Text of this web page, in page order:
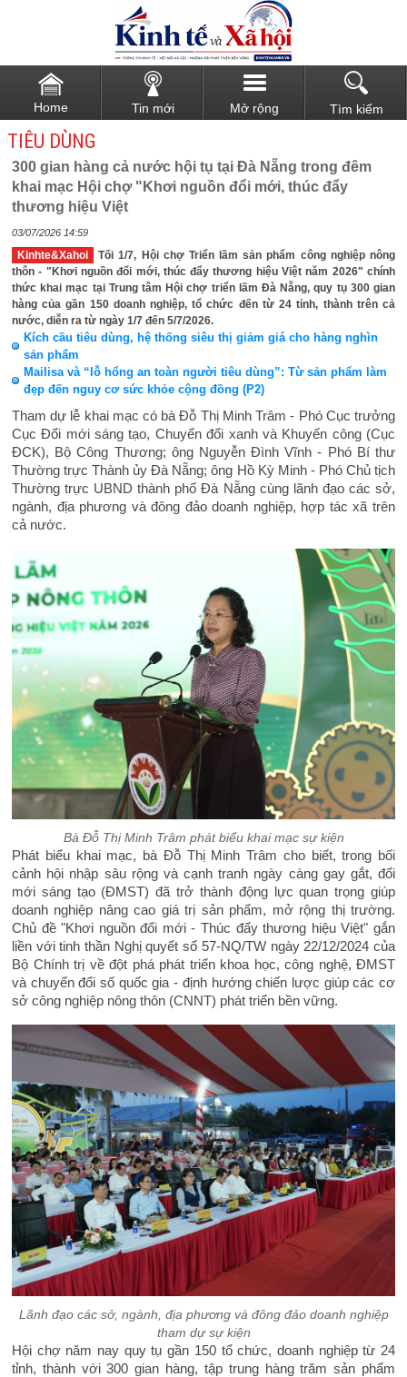
Home Tin mới Mở rộng Tìm kiếm
TIÊU DÙNG
300 gian hàng cả nước hội tụ tại Đà Nẵng trong đêm
khai mạc Hội chợ "Khơi nguồn đổi mới, thúc đẩy
thương hiệu Việt
03/07/2026 14:59
Kinhte&Xahoi
Tối 1/7, Hội chợ Triển lãm sản phẩm công nghiệp nông
thôn - "Khơi nguồn đổi mới, thúc đẩy thương hiệu Việt năm 2026" chính
thức khai mạc tại Trung tâm Hội chợ triển lãm Đà Nẵng, quy tụ 300 gian
hàng của gần 150 doanh nghiệp, tổ chức đến từ 24 tỉnh, thành trên cả
nước, diễn ra từ ngày 1/7 đến 5/7/2026.
Kích cầu tiêu dùng, hệ thống siêu thị giảm giá cho hàng nghìn
sản phẩm
Mailisa và “lỗ hổng an toàn người tiêu dùng”: Từ sản phẩm làm
đẹp đến nguy cơ sức khỏe cộng đồng (P2)
Tham dự lễ khai mạc có bà Đỗ Thị Minh Trâm - Phó Cục trưởng
Cục Đổi mới sáng tạo, Chuyển đổi xanh và Khuyến công (Cục
ĐCK), Bộ Công Thương; ông Nguyễn Đình Vĩnh - Phó Bí thư
Thường trực Thành ủy Đà Nẵng; ông Hồ Kỳ Minh - Phó Chủ tịch
Thường trực UBND thành phố Đà Nẵng cùng lãnh đạo các sở,
ngành, địa phương và đông đảo doanh nghiệp, hợp tác xã trên
cả nước.
Bà Đỗ Thị Minh Trâm phát biểu khai mạc sự kiện
Phát biểu khai mạc, bà Đỗ Thị Minh Trâm cho biết, trong bối
cảnh hội nhập sâu rộng và cạnh tranh ngày càng gay gắt, đổi
mới sáng tạo (ĐMST) đã trở thành động lực quan trọng giúp
doanh nghiệp nâng cao giá trị sản phẩm, mở rộng thị trường.
Chủ đề "Khơi nguồn đổi mới - Thúc đẩy thương hiệu Việt" gắn
liền với tinh thần Nghị quyết số 57-NQ/TW ngày 22/12/2024 của
Bộ Chính trị về đột phá phát triển khoa học, công nghệ, ĐMST
và chuyển đổi số quốc gia - định hướng chiến lược giúp các cơ
sở công nghiệp nông thôn (CNNT) phát triển bền vững.
Lãnh đạo các sở, ngành, địa phương và đông đảo doanh nghiệp
tham dự sự kiện
Hội chợ năm nay quy tụ gần 150 tổ chức, doanh nghiệp từ 24
tỉnh, thành với 300 gian hàng, tập trung hàng trăm sản phẩm